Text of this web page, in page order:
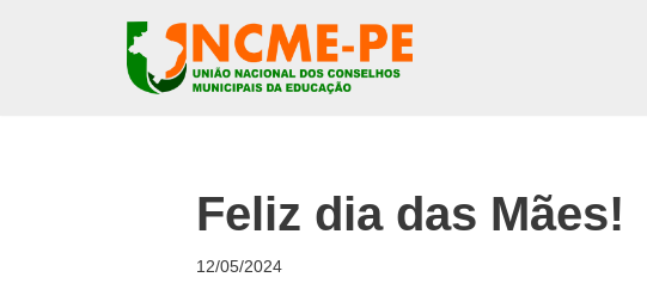
Feliz dia das Mães!
12/05/2024